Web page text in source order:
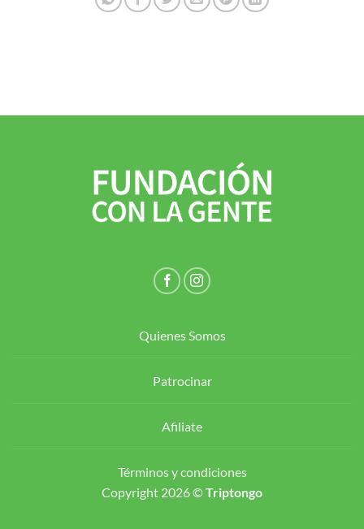
Quienes Somos
Patrocinar
Afiliate
Términos y condiciones
Copyright 2026 ©Triptongo